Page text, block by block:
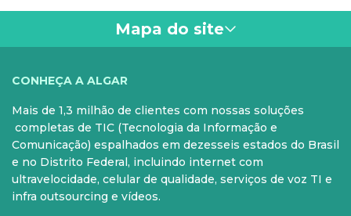
Mapa do site
PARA SUA CASA
Internet Fibra
Fixo
CELULAR
Controle e Pós
Aparelhos
CONHEÇA A ALGAR
Mais de 1,3 milhão de clientes com nossas soluções
completas de TIC (Tecnologia da Informação e
Comunicação) espalhados em dezesseis estados do Brasil
e no Distrito Federal, incluindo internet com
ultravelocidade, celular de qualidade, serviços de voz TI e
infra outsourcing e vídeos.